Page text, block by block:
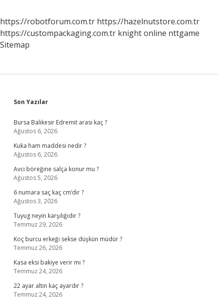
https://robotforum.com.tr https://hazelnutstore.com.tr
https://custompackaging.com.tr knight online nttgame
Sitemap
Sidebar
Son Yazılar
Bursa Balıkesir Edremit arası kaç ?
Ağustos 6, 2026
Kuka ham maddesi nedir ?
Ağustos 6, 2026
Avcı böreğine salça konur mu ?
Ağustos 5, 2026
6 numara saç kaç cm’dir ?
Ağustos 3, 2026
Tuyug neyin karşılığıdır ?
Temmuz 29, 2026
Koç burcu erkeği sekse düşkün müdür ?
Temmuz 26, 2026
Kasa eksi bakiye verir mi ?
Temmuz 24, 2026
22 ayar altın kaç ayardır ?
Temmuz 24, 2026